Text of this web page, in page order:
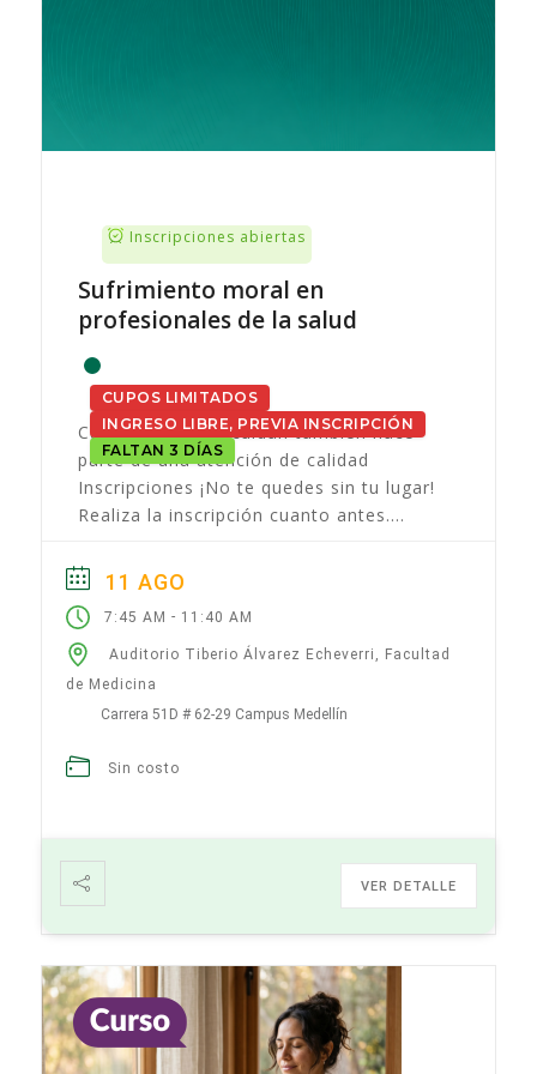
Inscripciones abiertas
Sufrimiento moral en
profesionales de la salud
CUPOS LIMITADOS
INGRESO LIBRE, PREVIA INSCRIPCIÓN
FALTAN 3 DÍAS
Cuidar a quienes cuidan también hace
parte de una atención de calidad
Inscripciones ¡No te quedes sin tu lugar!
Realiza la inscripción cuanto antes.
11 AGO
7:45 AM - 11:40 AM
Auditorio Tiberio Álvarez Echeverri, Facultad
de Medicina
Carrera 51D # 62-29 Campus Medellín
Sin costo
VER DETALLE